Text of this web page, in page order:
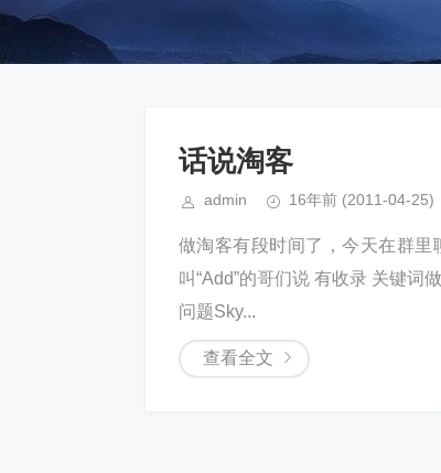
话说淘客
admin 16年前 (2011-04-25)
做淘客有段时间了，今天在群
叫“Add”的哥们说 有收录 关键
问题Sky...
查看全文